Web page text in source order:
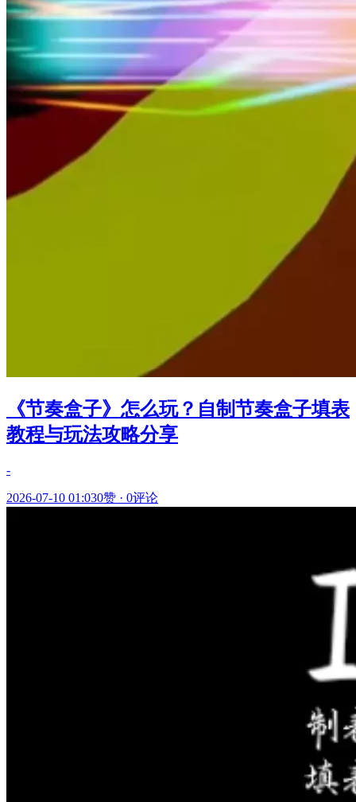
《节奏盒子》怎么玩？自制节奏盒子填表
教程与玩法攻略分享
-
2026-07-10 01:030赞 · 0评论